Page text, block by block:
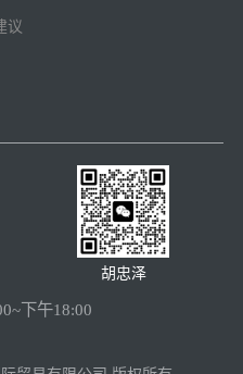
议
下午18:00
胡忠泽